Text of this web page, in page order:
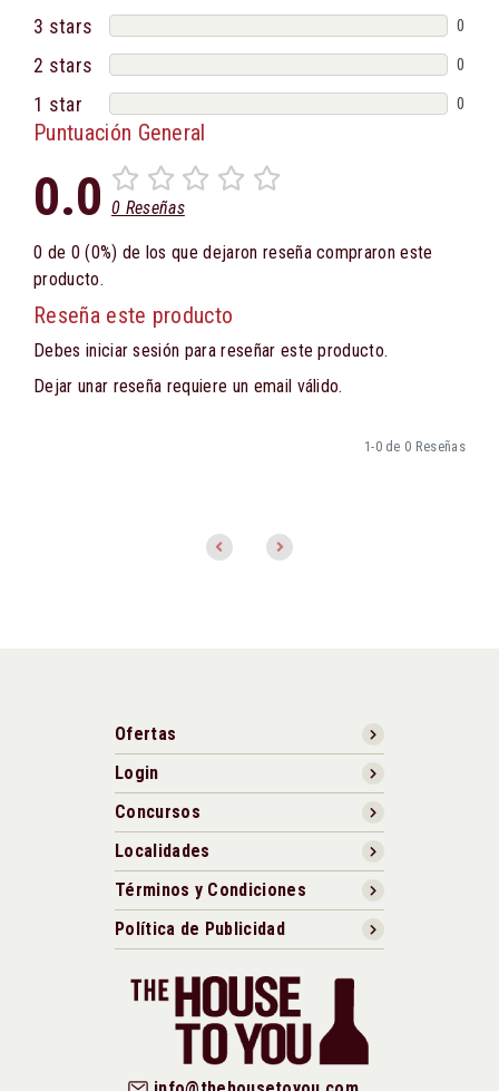
3 stars 0
2 stars 0
1 star 0
Puntuación General
0.0 0 Reseñas
0 de 0 (0%) de los que dejaron reseña compraron este
producto.
Reseña este producto
Debes iniciar sesión para reseñar este producto.
Dejar unar reseña requiere un email válido.
1-0 de 0 Reseñas
Ofertas
Login
Concursos
Localidades
Términos y Condiciones
Política de Publicidad